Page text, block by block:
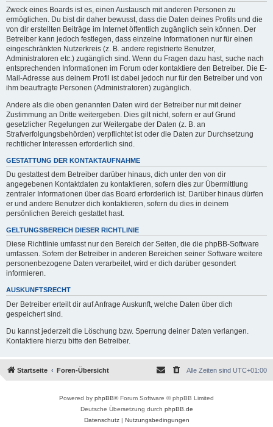
Zweck eines Boards ist es, einen Austausch mit anderen Personen zu
ermöglichen. Du bist dir daher bewusst, dass die Daten deines Profils und die
von dir erstellten Beiträge im Internet öffentlich zugänglich sein können. Der
Betreiber kann jedoch festlegen, dass einzelne Informationen nur für einen
eingeschränkten Nutzerkreis (z. B. andere registrierte Benutzer,
Administratoren etc.) zugänglich sind. Wenn du Fragen dazu hast, suche nach
entsprechenden Informationen im Forum oder kontaktiere den Betreiber. Die E-
Mail-Adresse aus deinem Profil ist dabei jedoch nur für den Betreiber und von
ihm beauftragte Personen (Administratoren) zugänglich.
Andere als die oben genannten Daten wird der Betreiber nur mit deiner
Zustimmung an Dritte weitergeben. Dies gilt nicht, sofern er auf Grund
gesetzlicher Regelungen zur Weitergabe der Daten (z. B. an
Strafverfolgungsbehörden) verpflichtet ist oder die Daten zur Durchsetzung
rechtlicher Interessen erforderlich sind.
GESTATTUNG DER KONTAKTAUFNAHME
Du gestattest dem Betreiber darüber hinaus, dich unter den von dir
angegebenen Kontaktdaten zu kontaktieren, sofern dies zur Übermittlung
zentraler Informationen über das Board erforderlich ist. Darüber hinaus dürfen
er und andere Benutzer dich kontaktieren, sofern du dies in deinem
persönlichen Bereich gestattet hast.
GELTUNGSBEREICH DIESER RICHTLINIE
Diese Richtlinie umfasst nur den Bereich der Seiten, die die phpBB-Software
umfassen. Sofern der Betreiber in anderen Bereichen seiner Software weitere
personenbezogene Daten verarbeitet, wird er dich darüber gesondert
informieren.
AUSKUNFTSRECHT
Der Betreiber erteilt dir auf Anfrage Auskunft, welche Daten über dich
gespeichert sind.
Du kannst jederzeit die Löschung bzw. Sperrung deiner Daten verlangen.
Kontaktiere hierzu bitte den Betreiber.
Startseite Foren-Übersicht Alle Zeiten sind UTC+01:00
Powered by phpBB® Forum Software © phpBB Limited
Deutsche Übersetzung durch phpBB.de
Datenschutz| Nutzungsbedingungen